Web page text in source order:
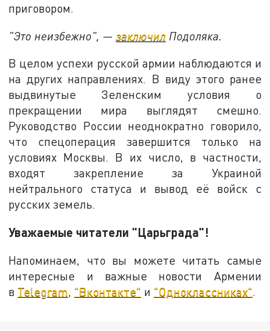
приговором.
"Это неизбежно", — заключил Подоляка.
В целом успехи русской армии наблюдаются и
на других направлениях. В виду этого ранее
выдвинутые Зеленским условия о
прекращении мира выглядят смешно.
Руководство России неоднократно говорило,
что спецоперация завершится только на
условиях Москвы. В их число, в частности,
входят закрепление за Украиной
нейтрального статуса и вывод её войск с
русских земель.
Уважаемые читатели "Царьграда"!
Напоминаем, что вы можете читать самые
интересные и важные новости Армении
в Telegram "Вконтакте" и "Одноклассниках"